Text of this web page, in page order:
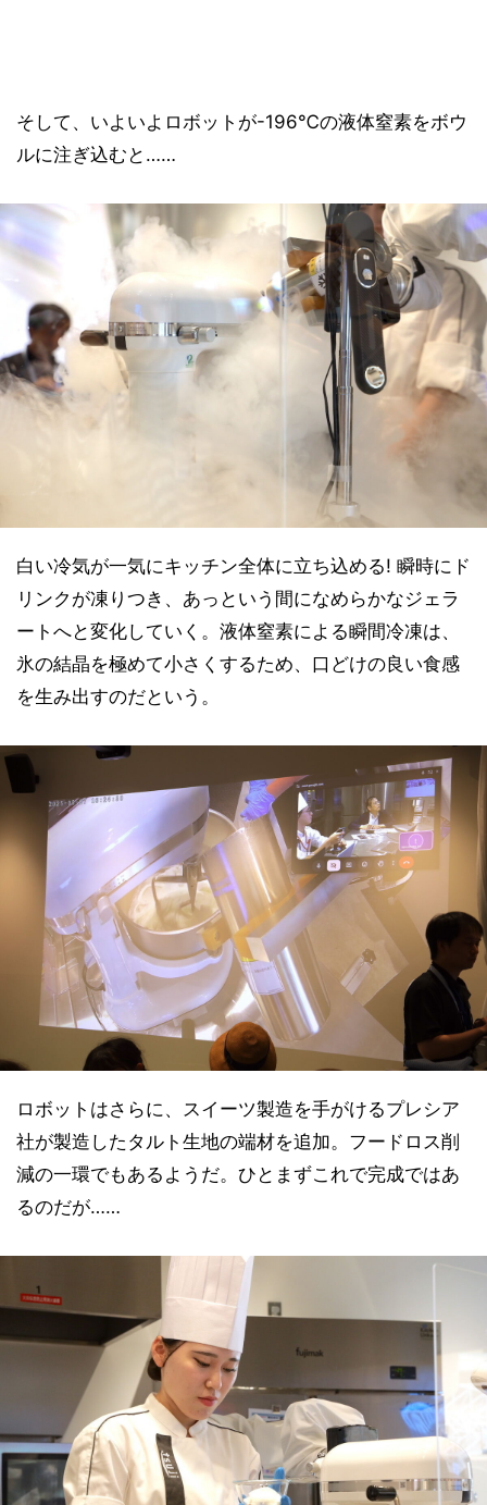
そして、いよいよロボットが-196℃の液体窒素をボウ
ルに注ぎ込むと……
白い冷気が一気にキッチン全体に立ち込める! 瞬時にド
リンクが凍りつき、あっという間になめらかなジェラ
ートへと変化していく。液体窒素による瞬間冷凍は、
氷の結晶を極めて小さくするため、口どけの良い食感
を生み出すのだという。
ロボットはさらに、スイーツ製造を手がけるプレシア
社が製造したタルト生地の端材を追加。フードロス削
減の一環でもあるようだ。ひとまずこれで完成ではあ
るのだが……